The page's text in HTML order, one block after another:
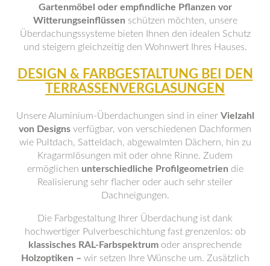
Gartenmöbel oder empfindliche Pflanzen vor
Witterungseinflüssen schützen möchten, unsere
Überdachungssysteme bieten Ihnen den idealen Schutz
und steigern gleichzeitig den Wohnwert Ihres Hauses.
DESIGN & FARBGESTALTUNG BEI DEN
TERRASSENVERGLASUNGEN
Unsere Aluminium-Überdachungen sind in einer Vielzahl
von Designs verfügbar, von verschiedenen Dachformen
wie Pultdach, Satteldach, abgewalmten Dächern, hin zu
Kragarmlösungen mit oder ohne Rinne. Zudem
ermöglichen unterschiedliche Profilgeometrien die
Realisierung sehr flacher oder auch sehr steiler
Dachneigungen.
Die Farbgestaltung Ihrer Überdachung ist dank
hochwertiger Pulverbeschichtung fast grenzenlos: ob
klassisches RAL-Farbspektrum oder ansprechende
Holzoptiken – wir setzen Ihre Wünsche um. Zusätzlich